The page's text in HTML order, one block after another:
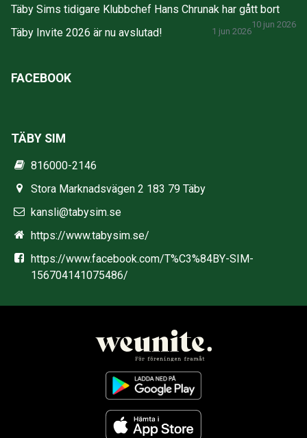
Täby Sims tidigare Klubbchef Hans Chrunak har gått bort
10 jun 2026
Täby Invite 2026 är nu avslutad! 1 jun 2026
FACEBOOK
TÄBY SIM
816000-2146
Stora Marknadsvägen 2 183 79 Täby
kansli@tabysim.se
https://www.tabysim.se/
https://www.facebook.com/T%C3%84BY-SIM-
156704141075486/